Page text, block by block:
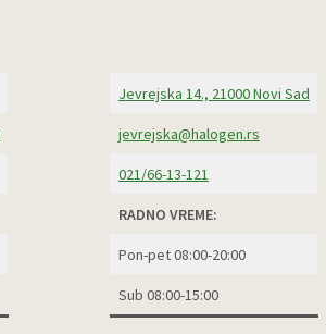
Jevrejska 14., 21000 Novi Sad
jevrejska@halogen.rs
021/66-13-121
RADNO VREME:
Pon-pet 08:00-20:00
Sub 08:00-15:00